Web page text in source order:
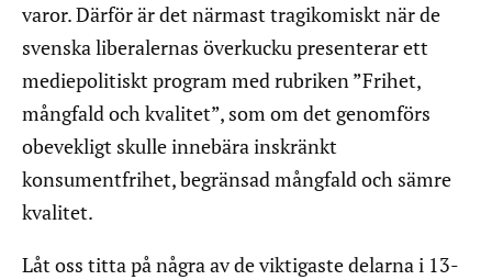
varor. Därför är det närmast tragikomiskt när de
svenska liberalernas överkucku presenterar ett
mediepolitiskt program med rubriken ”Frihet,
mångfald och kvalitet”, som om det genomförs
obevekligt skulle innebära inskränkt
konsumentfrihet, begränsad mångfald och sämre
kvalitet.
Låt oss titta på några av de viktigaste delarna i 13-